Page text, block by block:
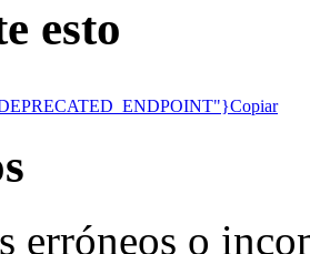
esto
Copiar
erróneos o